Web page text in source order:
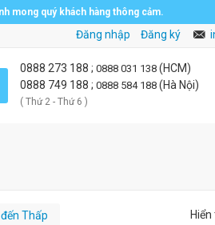
mong quý khách hàng thông cảm.
Đăng nhập Đăng ký
0888 273 188 ; 0888 031 138 (HCM)
0888 749 188 ; 0888 584 188 (Hà Nội)
( Thứ 2 - Thứ 6 )
Hiển
Thấp